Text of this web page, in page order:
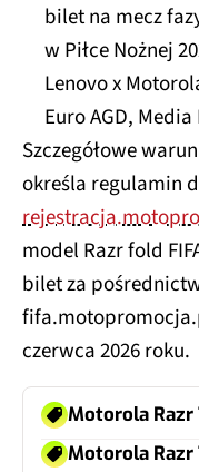
bilet na mecz
w Piłce Nożnej
Lenovo x
Euro AGD,
Szczegółowe
określa regulamin
model Razr fold
bilet za
czerwca 2026 roku.
Motorola Razr
Motorola Razr